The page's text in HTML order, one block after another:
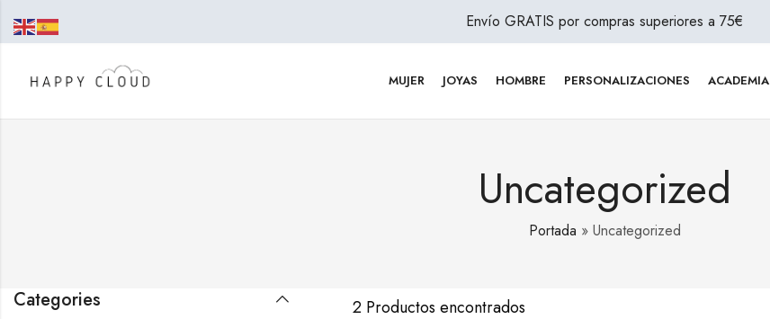
Envío GRATIS por compras superiores a 75€
MUJER JOYAS HOMBRE PERSONALIZACIONES ACADEMIA
Uncategorized
Portada » Uncategorized
2 Productos encontrados
Categories